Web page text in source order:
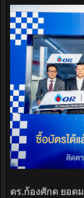
ดร.ก้องศักด ยอด